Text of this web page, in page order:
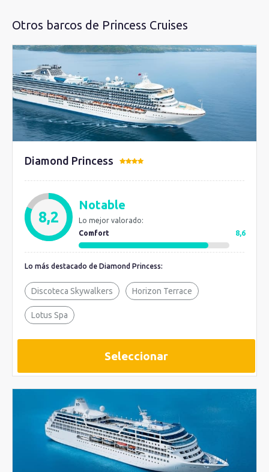
Otros barcos de Princess Cruises
Diamond Princess
8,2
Notable
Lo mejor valorado:
Comfort
8,6
Lo más destacado de Diamond Princess:
Discoteca Skywalkers Horizon Terrace
Lotus Spa
Seleccionar